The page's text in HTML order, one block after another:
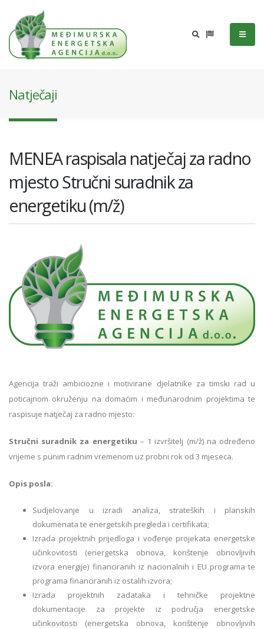
Natječaji
MENEA raspisala natječaj za radno
mjesto Stručni suradnik za
energetiku (m/ž)
Agencija traži ambiciozne i motivirane djelatnike za timski rad u
poticajnom okruženju na domaćim i međunarodnim projektima te
raspisuje natječaj za radno mjesto:
Stručni suradnik za energetiku – 1 izvršitelj (m/ž) na određeno
vrijeme s punim radnim vremenom uz probni rok od 3 mjeseca.
Opis posla:
Sudjelovanje u izradi analiza, strateških i planskih
dokumenata te energetskih pregleda i certifikata;
Izrada projektnih prijedloga i vođenje projekata energetske
učinkovitosti (energetska obnova, korištenje obnovljivih
izvora energije) financiranih iz nacionalnih i EU programa te
programa financiranih iz ostalih izvora;
Izrada projektnih zadataka i tehničke projektne
dokumentacije za projekte iz područja energetske
učinkovitosti (energetska obnova, korištenje obnovljivih